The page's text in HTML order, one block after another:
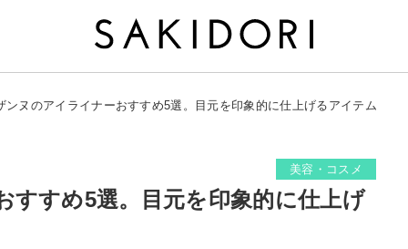
ンヌのアイライナーおすすめ5選。目元を印象的に仕上げるアイテム
美容・コスメ
すすめ5選。目元を印象的に仕上げ